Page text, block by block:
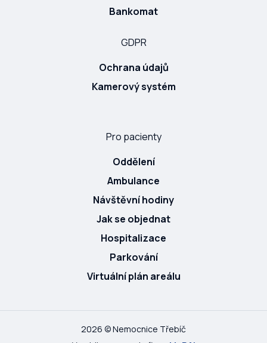
Bankomat
GDPR
Ochrana údajů
Kamerový systém
Pro pacienty
Oddělení
Ambulance
Návštěvní hodiny
Jak se objednat
Hospitalizace
Parkování
Virtuální plán areálu
2026 © Nemocnice Třebíč